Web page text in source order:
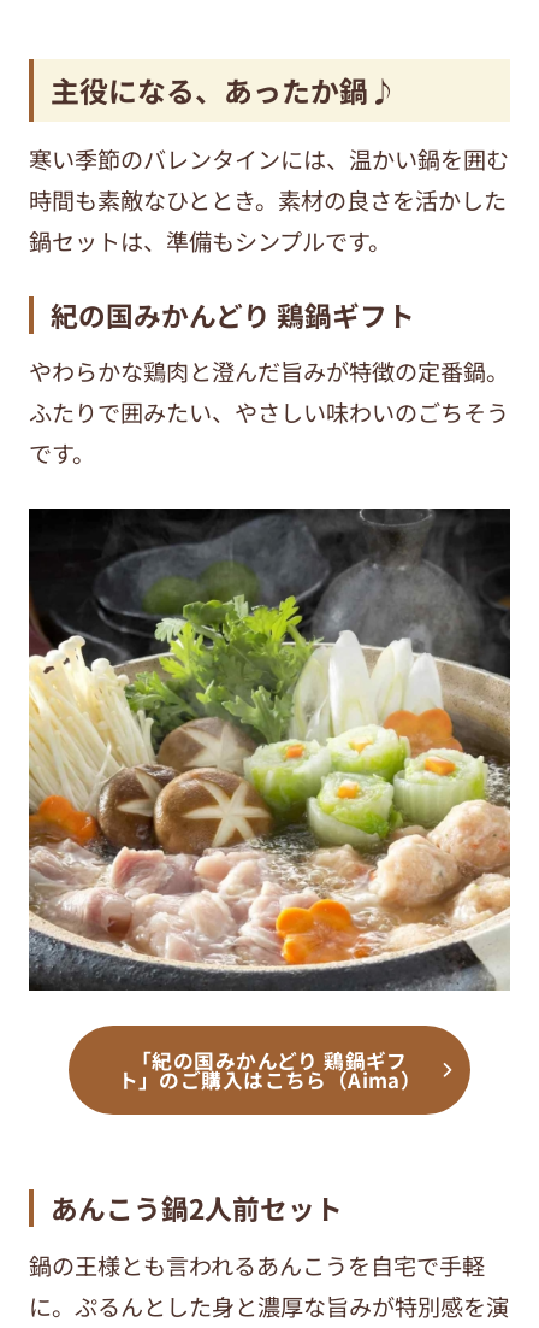
主役になる、あったか鍋♪
寒い季節のバレンタインには、温かい鍋を囲む
時間も素敵なひととき。素材の良さを活かした
鍋セットは、準備もシンプルです。
紀の国みかんどり 鶏鍋ギフト
やわらかな鶏肉と澄んだ旨みが特徴の定番鍋。
ふたりで囲みたい、やさしい味わいのごちそう
です。
「紀の国みかんどり 鶏鍋ギフ
ト」のご購入はこちら（Aima）
あんこう鍋2人前セット
鍋の王様とも言われるあんこうを自宅で手軽
に。ぷるんとした身と濃厚な旨みが特別感を演